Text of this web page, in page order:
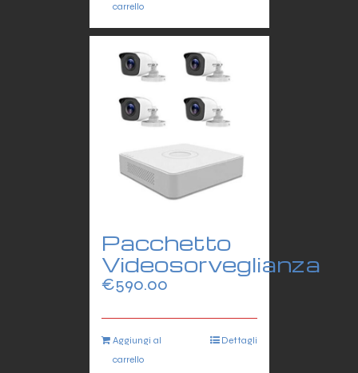
carrello
Pacchetto
Videosorveglianza
€590.00
Aggiungi al
carrello
Dettagli